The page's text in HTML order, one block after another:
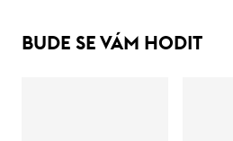
BUDE SE VÁM HODIT